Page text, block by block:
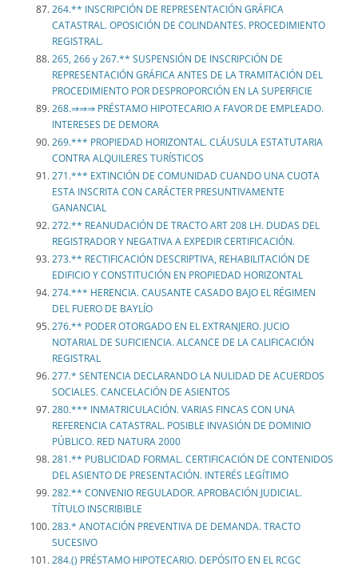
264.** INSCRIPCIÓN DE REPRESENTACIÓN GRÁFICA
CATASTRAL. OPOSICIÓN DE COLINDANTES. PROCEDIMIENTO
REGISTRAL.
265, 266 y 267.** SUSPENSIÓN DE INSCRIPCIÓN DE
REPRESENTACIÓN GRÁFICA ANTES DE LA TRAMITACIÓN DEL
PROCEDIMIENTO POR DESPROPORCIÓN EN LA SUPERFICIE
268.⇒⇒⇒ PRÉSTAMO HIPOTECARIO A FAVOR DE EMPLEADO.
INTERESES DE DEMORA
269.*** PROPIEDAD HORIZONTAL. CLÁUSULA ESTATUTARIA
CONTRA ALQUILERES TURÍSTICOS
271.*** EXTINCIÓN DE COMUNIDAD CUANDO UNA CUOTA
ESTA INSCRITA CON CARÁCTER PRESUNTIVAMENTE
GANANCIAL
272.** REANUDACIÓN DE TRACTO ART 208 LH. DUDAS DEL
REGISTRADOR Y NEGATIVA A EXPEDIR CERTIFICACIÓN.
273.** RECTIFICACIÓN DESCRIPTIVA, REHABILITACIÓN DE
EDIFICIO Y CONSTITUCIÓN EN PROPIEDAD HORIZONTAL
274.*** HERENCIA. CAUSANTE CASADO BAJO EL RÉGIMEN
DEL FUERO DE BAYLÍO
276.** PODER OTORGADO EN EL EXTRANJERO. JUCIO
NOTARIAL DE SUFICIENCIA. ALCANCE DE LA CALIFICACIÓN
REGISTRAL
277.* SENTENCIA DECLARANDO LA NULIDAD DE ACUERDOS
SOCIALES. CANCELACIÓN DE ASIENTOS
280.*** INMATRICULACIÓN. VARIAS FINCAS CON UNA
REFERENCIA CATASTRAL. POSIBLE INVASIÓN DE DOMINIO
PÚBLICO. RED NATURA 2000
281.** PUBLICIDAD FORMAL. CERTIFICACIÓN DE CONTENIDOS
DEL ASIENTO DE PRESENTACIÓN. INTERÉS LEGÍTIMO
282.** CONVENIO REGULADOR. APROBACIÓN JUDICIAL.
TÍTULO INSCRIBIBLE
283.* ANOTACIÓN PREVENTIVA DE DEMANDA. TRACTO
SUCESIVO
284.() PRÉSTAMO HIPOTECARIO. DEPÓSITO EN EL RCGC